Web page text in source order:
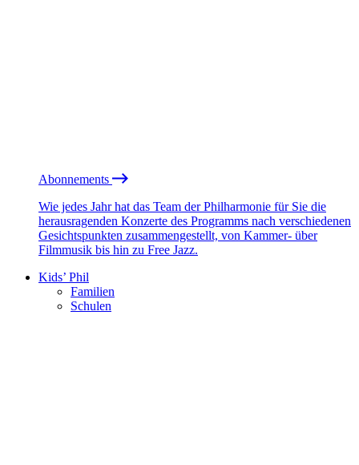
Abonnements
Wie jedes Jahr hat das Team der Philharmonie für Sie die
herausragenden Konzerte des Programms nach verschiedenen
Gesichtspunkten zusammengestellt, von Kammer- über
Filmmusik bis hin zu Free Jazz.
Kids’ Phil
Familien
Schulen